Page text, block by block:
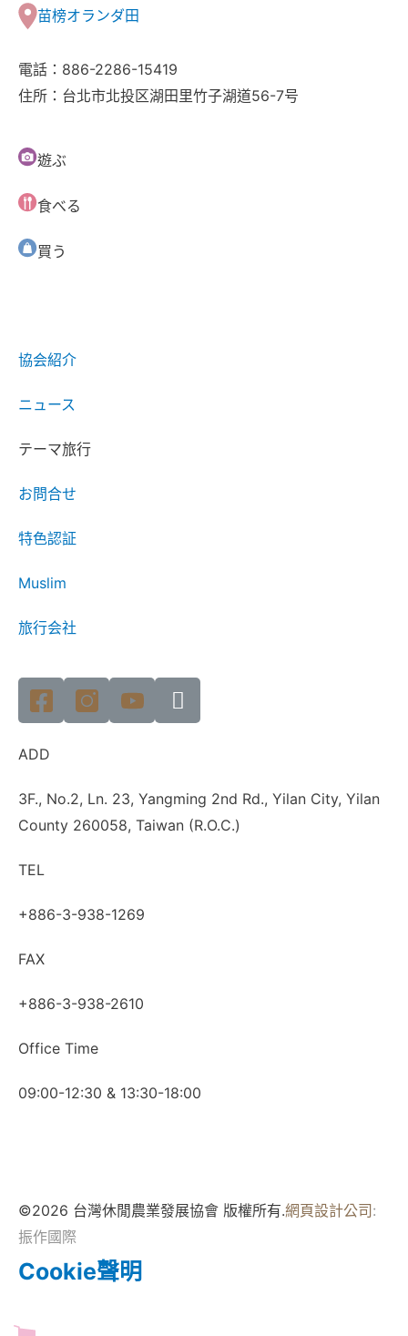
苗榜オランダ田
電話：886-2286-15419
住所：台北市北投区湖田里竹子湖道56-7号
遊ぶ
食べる
買う
協会紹介
ニュース
テーマ旅行
お問合せ
特色認証
Muslim
旅行会社
ADD
3F., No.2, Ln. 23, Yangming 2nd Rd., Yilan City, Yilan
County 260058, Taiwan (R.O.C.)
TEL
+886-3-938-1269
FAX
+886-3-938-2610
Office Time
09:00-12:30 & 13:30-18:00
©2026 台灣休閒農業發展協會 版權所有.網頁設計公司 :
振作國際
Cookie聲明